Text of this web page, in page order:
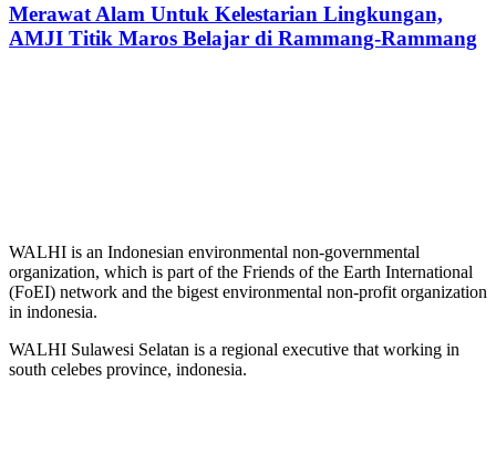
Merawat Alam Untuk Kelestarian Lingkungan,
AMJI Titik Maros Belajar di Rammang-Rammang
WALHI is an Indonesian environmental non-governmental
organization, which is part of the Friends of the Earth International
(FoEI) network and the bigest environmental non-profit organization
in indonesia.
WALHI Sulawesi Selatan is a regional executive that working in
south celebes province, indonesia.